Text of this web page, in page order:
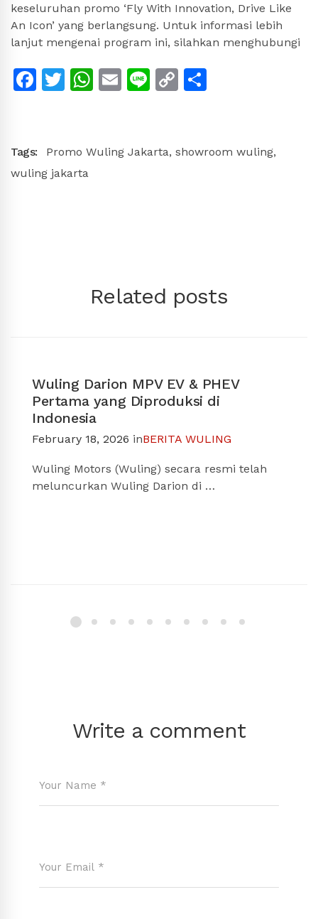
keseluruhan promo ‘Fly With Innovation, Drive Like
An Icon’ yang berlangsung. Untuk informasi lebih
lanjut mengenai program ini, silahkan menghubungi
Facebook
Twitter
WhatsApp
Email
LineCopy
Tags: Promo Wuling Jakarta, showroom wuling,
wuling jakarta
Related posts
Wuling Darion MPV EV & PHEV
Pertama yang Diproduksi di
Indonesia
February 18, 2026 inBERITA WULING
Wuling Motors (Wuling) secara resmi telah
meluncurkan Wuling Darion di …
Write a comment